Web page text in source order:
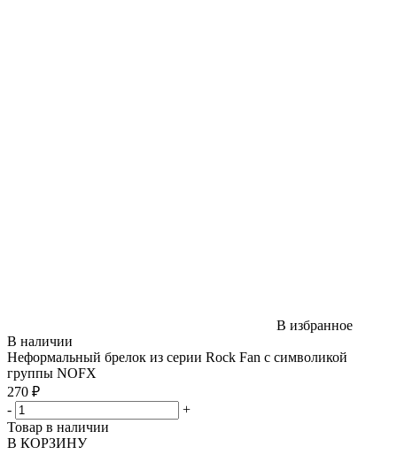
В избранное
В наличии
Неформальный брелок из серии Rock Fan с символикой
группы NOFX
270 ₽
-
+
Товар в наличии
В КОРЗИНУ